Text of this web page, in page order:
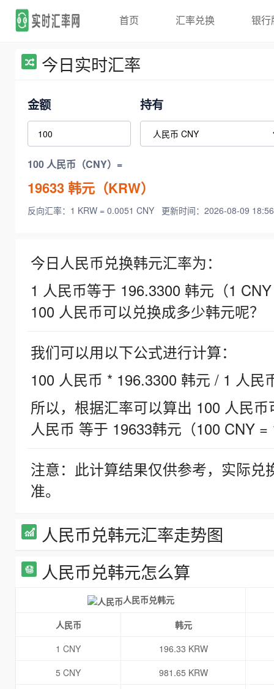
首页 汇率兑换 银行
今日实时汇率
金额 持有
100 人民币（CNY）=
19633韩元（KRW）
反向汇率：1 KRW = 0.0051 CNY 更新时间：2026-08-09
今日人民币兑换韩元汇率为：
1 人民币等于 196.3300 韩元（1
100 人民币可以兑换成多少韩元呢？
我们可以用以下公式进行计算：
100 人民币 * 196.3300 韩元 / 1 人民
所以，根据汇率可以算出 100 人民
人民币 等于 19633韩元（100 CNY =
注意：此计算结果仅供参考，实际
准。
人民币兑韩元汇率走势图
人民币兑韩元怎么算
人民币兑韩元
人民币
韩元
1 CNY
196.33 KRW
5 CNY
981.65 KRW